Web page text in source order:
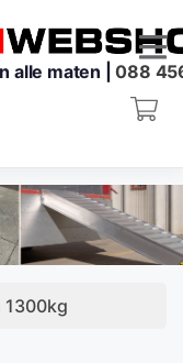
alle maten |088
1300kg